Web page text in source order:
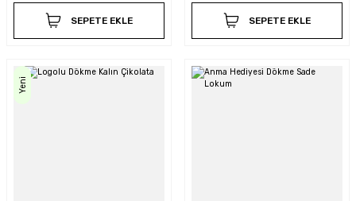
SEPETE EKLE SEPETE EKLE
Yeni